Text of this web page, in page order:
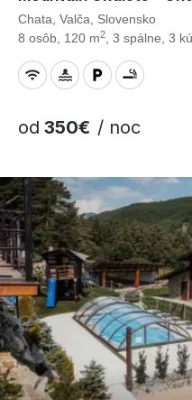
Chata, Valča, Slovensko
8 osôb, 120 m2 , 3 spálne, 3
od 350€ / noc